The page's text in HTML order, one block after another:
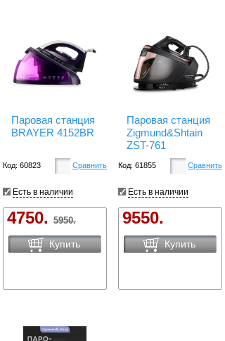
Паровая станция
BRAYER 4152BR
Код: 60823 Сравнить
Есть в наличии
4750. 5950.
Купить
Паровая станция
Zigmund&Shtain
ZST-761
Код: 61855 Сравнить
Есть в наличии
9550.
Купить